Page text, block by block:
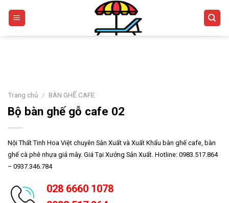
Trang chủ / BÀN GHẾ CAFE
Bộ bàn ghế gỗ cafe 02
Nội Thất Tinh Hoa Việt chuyên Sản Xuất và Xuất Khẩu bàn ghế cafe, bàn
ghế cà phê nhựa giả mây. Giá Tại Xưởng Sản Xuất. Hotline: 0983.517.864
– 0937.346.784
028 6660 1078